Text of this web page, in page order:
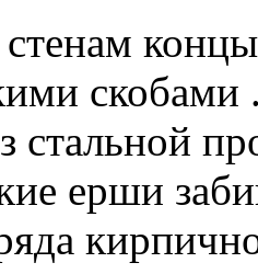
стальной
ерши